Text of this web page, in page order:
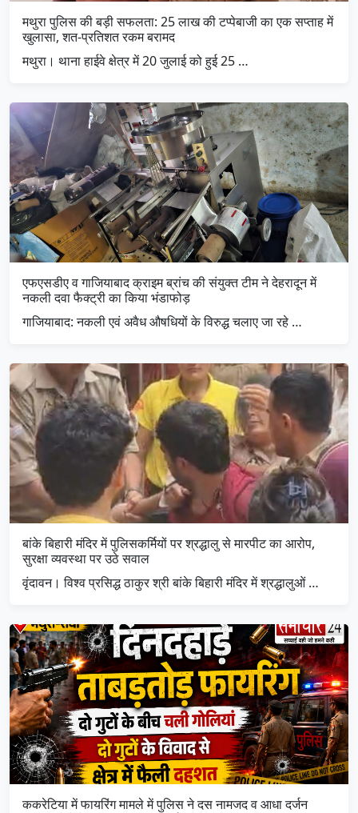
मथुरा पुलिस की बड़ी सफलता: 25 लाख की टप्पेबाजी का एक सप्ताह में
खुलासा, शत-प्रतिशत रकम बरामद
मथुरा। थाना हाईवे क्षेत्र में 20 जुलाई को हुई 25 …
एफएसडीए व गाजियाबाद क्राइम ब्रांच की संयुक्त टीम ने देहरादून में
नकली दवा फैक्ट्री का किया भंडाफोड़
गाजियाबाद: नकली एवं अवैध औषधियों के विरुद्ध चलाए जा रहे …
बांके बिहारी मंदिर में पुलिसकर्मियों पर श्रद्धालु से मारपीट का आरोप,
सुरक्षा व्यवस्था पर उठे सवाल
वृंदावन। विश्व प्रसिद्ध ठाकुर श्री बांके बिहारी मंदिर में श्रद्धालुओं …
ककरेटिया में फायरिंग मामले में पुलिस ने दस नामजद व आधा दर्जन